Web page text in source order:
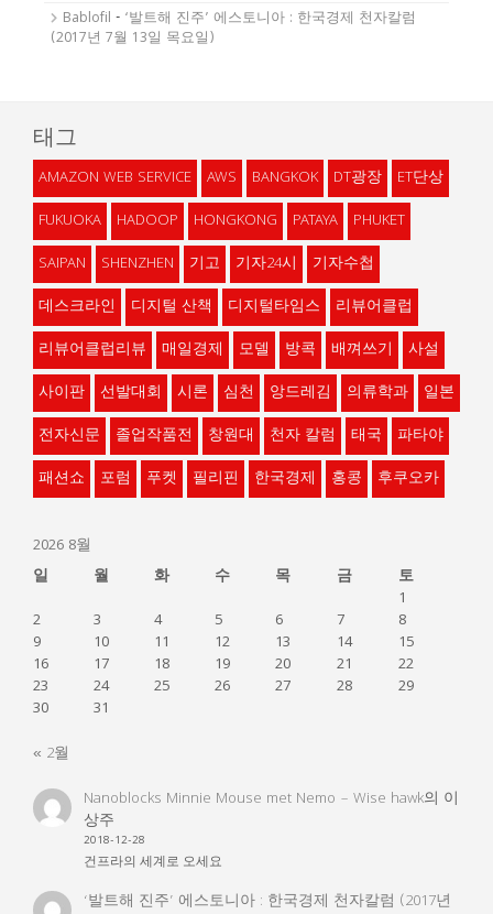
Bablofil - ‘발트해 진주’ 에스토니아 : 한국경제 천자칼럼
(2017년 7월 13일 목요일)
태그
AMAZON WEB SERVICE AWS BANGKOK DT광장
ET단상
FUKUOKA
HADOOP HONGKONG PATAYA
PHUKET
SAIPAN
SHENZHEN 기고 기자24시
기자수첩
데스크라인
디지털 산책 디지털타임스
리뷰어클럽
리뷰어클럽리뷰
매일경제 모델 방콕 배껴쓰기
사설
사이판
선발대회 시론 심천 앙드레김 의류학과
일본
전자신문
졸업작품전 창원대 천자 칼럼 태국
파타야
패션쇼
포럼 푸켓 필리핀 한국경제 홍콩 후쿠오카
2026 8월
일
월 화 수 목 금
토
1
2
3 4 5 6 7
8
9
10 11 12 13 14
15
16
17 18 19 20 21
22
23
24 25 26 27 28
29
30
31
« 2월
Nanoblocks Minnie Mouse met Nemo – Wise hawk의 이
상주
2018-12-28
건프라의 세계로 오세요
‘발트해 진주’ 에스토니아 : 한국경제 천자칼럼 (2017년